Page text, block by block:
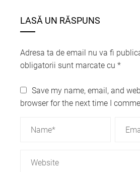
LASĂ UN RĂSPUNS
Adresa ta de email nu va fi
obligatorii sunt marcate cu *
Save my name, email, and
browser for the next time I